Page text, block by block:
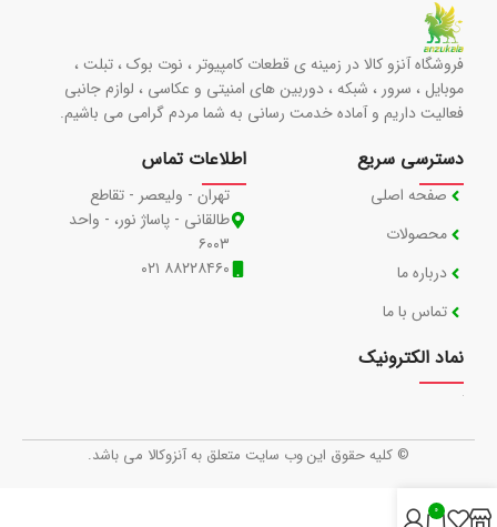
فروشگاه آنزو کالا در زمینه ی قطعات کامپیوتر ، نوت بوک ، تبلت ،
موبایل ، سرور ، شبکه ، دوربین های امنیتی و عکاسی ، لوازم جانبی
فعالیت داریم و آماده خدمت رسانی به شما مردم گرامی می باشیم.
دسترسی سریع
صفحه اصلی
محصولات
درباره ما
تماس با ما
اطلاعات تماس
تهران - ولیعصر - تقاطع
طالقانی - پاساژ نور، - واحد
۶۰۰۳
۸۸۲۲۸۴۶۰ ۰۲۱
نماد الکترونیک
© کلیه حقوق این وب سایت متعلق به آنزوکالا می باشد.
0